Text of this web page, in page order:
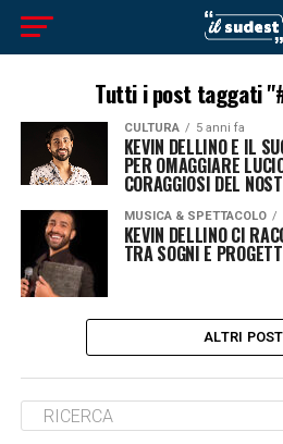
Tutti i post taggati
CULTURA 5 anni fa
KEVIN DELLINO E IL
PER OMAGGIARE
CORAGGIOSI DEL
MUSICA & SPETTACOLO
KEVIN DELLINO CI
TRA SOGNI E
ALTRI POST